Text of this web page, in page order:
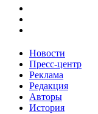
Новости
Пресс-центр
Реклама
Редакция
Авторы
История